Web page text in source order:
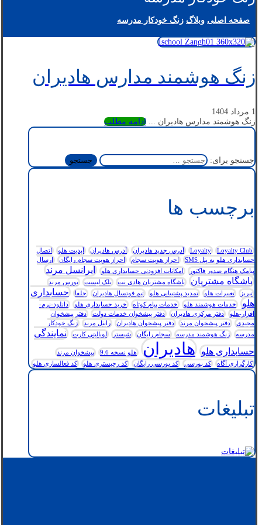
صفحه اصلی وبلاگ زنگ خودکار مدرسه
زنگ هوشمند مدارس هادیران
1 مرداد 1404
زنگ هوشمند مدارس هادیران ... ادامه مطلب
جستجو برای:
برچسب ها
Loyalty Loyalty Club آدرس جدید هادیران آدرس هادیران آپدیت هلو
اتصال
حسابداری هلو به پنل SMS
احراز هویت سجام احراز هویت سجام رایگان
ارسال
پیامک هنگام صدور فاکتور
امکانات افزودنی حسابداری هلو
ایرانسل مرند
باشگاه مشتریان
باشگاه مشتریان هادی نت بلک لیست
بورس مرند
تبریز
تغییرات هلو تمدید پشتیبانی هلو تیم فوتسال هادیران جلفا
حسابداری
هلو
خدمات هوشمند هلو خدمات پیام کوتاه خرید حسابداری هلو
دانلود-نرم-
افزار-هلو
دفتر مرکزی هادیران دفتر پیشخوان خدمات دولت
دفتر پیشخوان
مجیدی
دفتر پیشخوان مرند دفتر پیشخوان هادیران رایتل مرند
زنگ خودکار
مدرسه
زنگ هوشمند مدرسه سجام رایگان شبستر لویالیتی کارت
نمایندگی
حسابداری هلو هادیران هلو نسخه 9.6
پیشخوان مرند
کارگزاری آگاه
کد بورسی کد بورسی رایگان کد رجیستری هلو کد فعالسازی هلو
تبلیغات